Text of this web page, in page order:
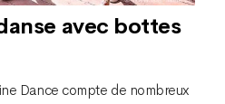
avec bottes
Dance compte de nombreux